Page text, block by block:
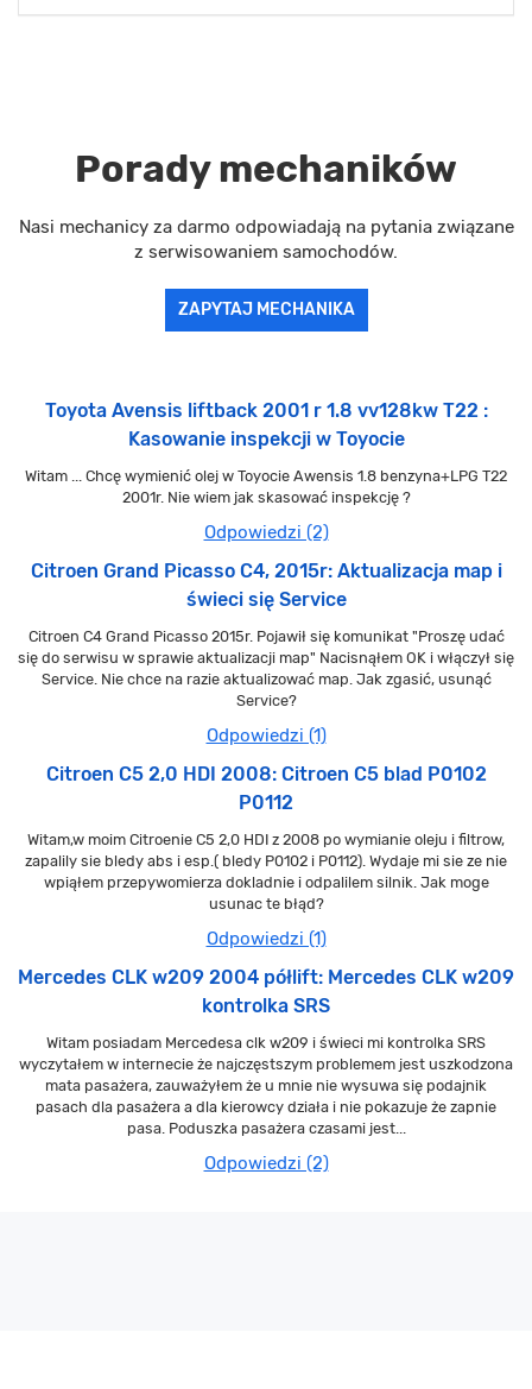
Porady mechaników
Nasi mechanicy za darmo odpowiadają na pytania związane
z serwisowaniem samochodów.
ZAPYTAJ MECHANIKA
Toyota Avensis liftback 2001 r 1.8 vv128kw T22 :
Kasowanie inspekcji w Toyocie
Witam ... Chcę wymienić olej w Toyocie Awensis 1.8 benzyna+LPG T22
2001r. Nie wiem jak skasować inspekcję ?
Odpowiedzi (2)
Citroen Grand Picasso C4, 2015r: Aktualizacja map i
świeci się Service
Citroen C4 Grand Picasso 2015r. Pojawił się komunikat "Proszę udać
się do serwisu w sprawie aktualizacji map" Nacisnąłem OK i włączył się
Service. Nie chce na razie aktualizować map. Jak zgasić, usunąć
Service?
Odpowiedzi (1)
Citroen C5 2,0 HDI 2008: Citroen C5 blad P0102
P0112
Witam,w moim Citroenie C5 2,0 HDI z 2008 po wymianie oleju i filtrow,
zapalily sie bledy abs i esp.( bledy P0102 i P0112). Wydaje mi sie ze nie
wpiąłem przepywomierza dokladnie i odpalilem silnik. Jak moge
usunac te błąd?
Odpowiedzi (1)
Mercedes CLK w209 2004 półlift: Mercedes CLK w209
kontrolka SRS
Witam posiadam Mercedesa clk w209 i świeci mi kontrolka SRS
wyczytałem w internecie że najczęstszym problemem jest uszkodzona
mata pasażera, zauważyłem że u mnie nie wysuwa się podajnik
pasach dla pasażera a dla kierowcy działa i nie pokazuje że zapnie
pasa. Poduszka pasażera czasami jest...
Odpowiedzi (2)